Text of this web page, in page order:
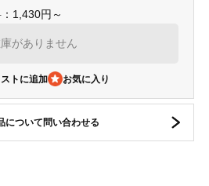
1,430円～
がありません
トに追加
について問い合わせる